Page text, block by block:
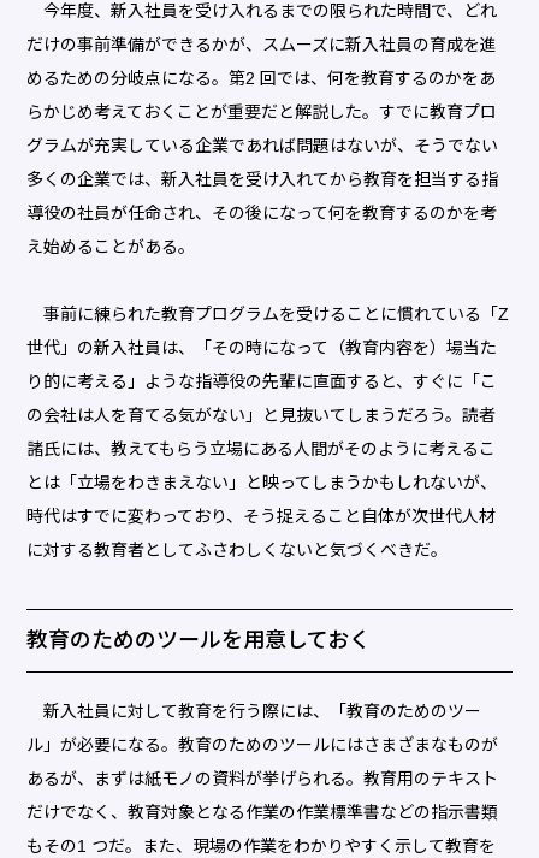
今年度、新入社員を受け入れるまでの限られた時間で、どれ
だけの事前準備ができるかが、スムーズに新入社員の育成を進
めるための分岐点になる。第2 回では、何を教育するのかをあ
らかじめ考えておくことが重要だと解説した。すでに教育プロ
グラムが充実している企業であれば問題はないが、そうでない
多くの企業では、新入社員を受け入れてから教育を担当する指
導役の社員が任命され、その後になって何を教育するのかを考
え始めることがある。
事前に練られた教育プログラムを受けることに慣れている「Z
世代」の新入社員は、「その時になって（教育内容を）場当た
り的に考える」ような指導役の先輩に直面すると、すぐに「こ
の会社は人を育てる気がない」と見抜いてしまうだろう。読者
諸氏には、教えてもらう立場にある人間がそのように考えるこ
とは「立場をわきまえない」と映ってしまうかもしれないが、
時代はすでに変わっており、そう捉えること自体が次世代人材
に対する教育者としてふさわしくないと気づくべきだ。
教育のためのツールを用意しておく
新入社員に対して教育を行う際には、「教育のためのツー
ル」が必要になる。教育のためのツールにはさまざまなものが
あるが、まずは紙モノの資料が挙げられる。教育用のテキスト
だけでなく、教育対象となる作業の作業標準書などの指示書類
もその1 つだ。また、現場の作業をわかりやすく示して教育を